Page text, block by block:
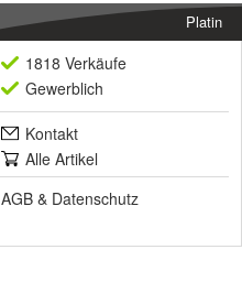
Platin
1818 Verkäufe
Gewerblich
Kontakt
Alle Artikel
AGB & Datenschutz